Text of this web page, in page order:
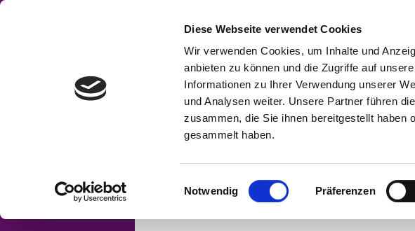
Diese Webseite verwendet Cookies
Wir verwenden Cookies, um Inhalte und
anbieten zu können und die Zugriffe auf
Informationen zu Ihrer Verwendung unserer
und Analysen weiter. Unsere Partner führen
zusammen, die Sie ihnen bereitgestellt haben
gesammelt haben.
Einwilligungsauswahl
Notwendig Präferenzen
Home Ausbildung Seminare
Geomantie
Feng Shui
Feng Shui Beratung und
Allumfassende Lösungen für